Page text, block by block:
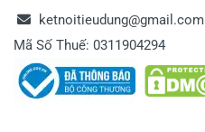
ketnoitieudung@gmail.com
Mã Số Thuế: 0311904294